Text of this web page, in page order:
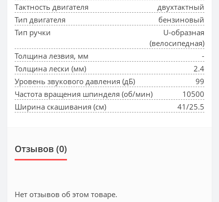
Тактность двигателя
двухтактный
Тип двигателя
бензиновый
Тип ручки
U-образная
(велосипедная)
Толщина лезвия, мм
-
Толщина лески (мм)
2.4
Уровень звукового давления (дБ)
99
Частота вращения шпинделя (об/мин)
10500
Ширина скашивания (см)
41/25.5
Отзывов (0)
Нет отзывов об этом товаре.